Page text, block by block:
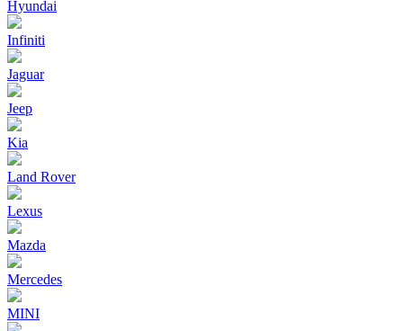
Hyundai
Infiniti
Jaguar
Jeep
Kia
Land Rover
Lexus
Mazda
Mercedes
MINI